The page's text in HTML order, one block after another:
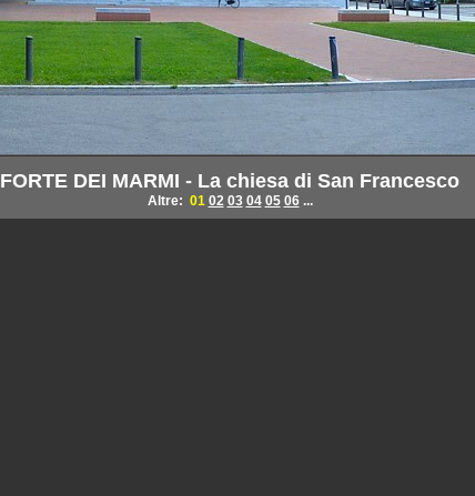
FORTE DEI MARMI - La chiesa di San Francesco
Altre: 01 02 03 04 05 06...